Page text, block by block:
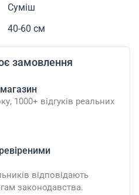
Суміш
40-60 см
замовлення
1000+ відгуків реальних
відповідають
законодавства.